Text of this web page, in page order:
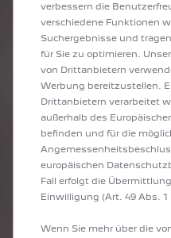
verbessern die
verschiedene Funktionen
Suchergebnisse und
für Sie zu optimieren.
von Drittanbietern
Werbung bereitzustellen.
Drittanbietern verarbeitet
außerhalb des
befinden und für die
europäischen
Fall erfolgt die
Einwilligung (Art. 49 Abs. 1
Wenn Sie mehr über die